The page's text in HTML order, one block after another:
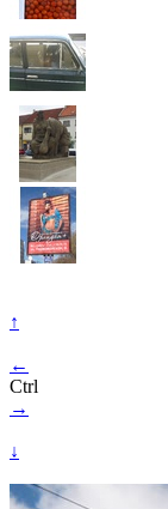
↑
←
Ctrl
→
↓